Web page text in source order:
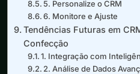
5. Personalize o CRM
6. Monitore e Ajuste
Tendências Futuras em
Confecção
1. Integração com
2. Análise de Dados